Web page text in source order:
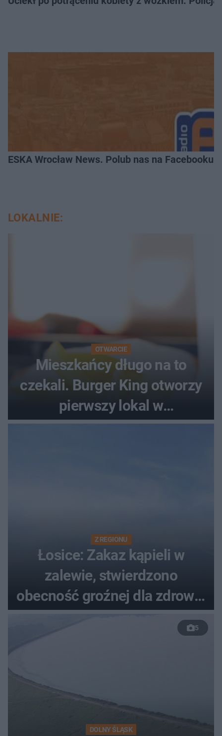
ESKA Wrocław News. Polub nas na Facebooku!
LOKALNIE:
OTWARCIE
Mieszkańcy długo na to
czekali. Burger King otworzy
pierwszy lokal w
województwie podlaskim
Z REGIONU
Łosice: Zakaz kąpieli w
zalewie, stwierdzono
obecność groźnej dla zdrowia
5
DOLNY ŚLĄSK